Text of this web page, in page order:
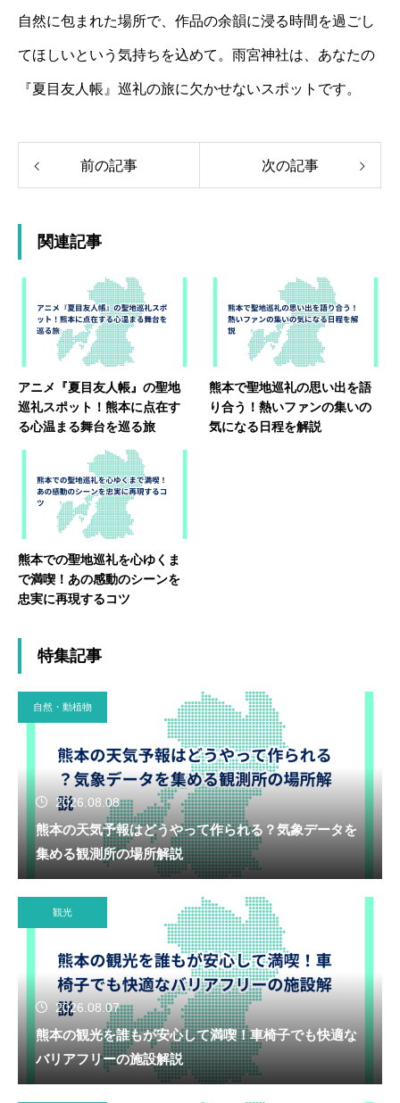
自然に包まれた場所で、作品の余韻に浸る時間を過ごし
てほしいという気持ちを込めて。雨宮神社は、あなたの
『夏目友人帳』巡礼の旅に欠かせないスポットです。
前の記事 次の記事
関連記事
アニメ『夏目友人帳』の聖地
巡礼スポット！熊本に点在す
る心温まる舞台を巡る旅
熊本で聖地巡礼の思い出を語
り合う！熱いファンの集いの
気になる日程を解説
熊本での聖地巡礼を心ゆくま
で満喫！あの感動のシーンを
忠実に再現するコツ
特集記事
自然・動植物
2026.08.08
熊本の天気予報はどうやって作られる？気象データを
集める観測所の場所解説
観光
2026.08.07
熊本の観光を誰もが安心して満喫！車椅子でも快適な
バリアフリーの施設解説